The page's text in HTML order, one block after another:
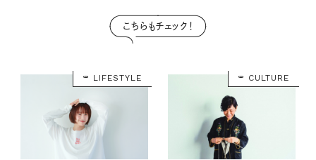
こちらもチェック！
LIFESTYLE CULTURE